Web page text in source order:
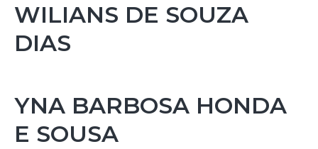
WILIANS DE SOUZA
DIAS
YNA BARBOSA HONDA
E SOUSA